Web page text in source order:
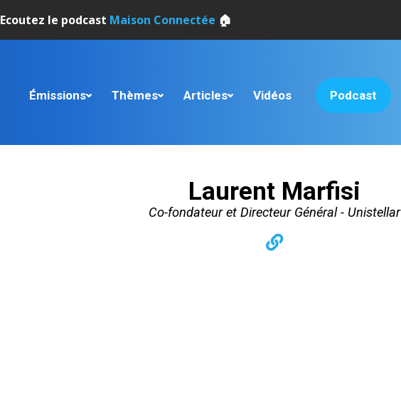
Ecoutez le podcast Maison Connectée 🏠
Émissions Thèmes Articles Vidéos Podcast
Laurent Marfisi
Co-fondateur et Directeur Général - Unistellar